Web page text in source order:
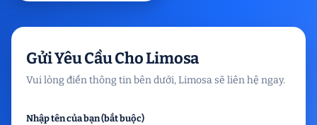
Gửi Yêu Cầu Cho Limosa
Vui lòng điền thông tin bên dưới, Limosa sẽ liên hệ ngay.
Nhập tên của bạn (bắt buộc)